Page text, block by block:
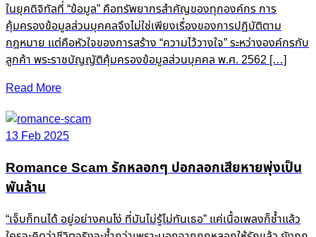
ในยุคดิจิทัลที่ “ข้อมูล” คือทรัพยากรสำคัญของทุกองค์กร การ
คุ้มครองข้อมูลส่วนบุคคลจึงไม่ใช่เพียงเรื่องของการปฏิบัติตาม
กฎหมาย แต่คือหัวใจของการสร้าง “ความไว้วางใจ” ระหว่างองค์กรกับ
ลูกค้า พระราชบัญญัติคุ้มครองข้อมูลส่วนบุคคล พ.ศ. 2562 […]
Read More
13 Feb 2025
Romance Scam รักหลอกๆ ปอกลอกเสียหายพุ่งเป็น
พันล้าน
“เจ็บก็ทนได้ อยู่อย่างคนโง่ ที่มันไม่รู้ไม่ทันเธอ” แค่เนื้อเพลงก็ช้ำแล้ว